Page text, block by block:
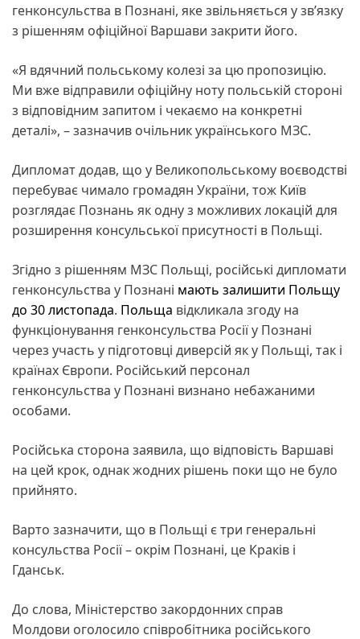
генконсульства в Познані, яке звільняється у зв’язку
з рішенням офіційної Варшави закрити його.
«Я вдячний польському колезі за цю пропозицію.
Ми вже відправили офіційну ноту польській стороні
з відповідним запитом і чекаємо на конкретні
деталі», – зазначив очільник українського МЗС.
Дипломат додав, що у Великопольському воєводстві
перебуває чимало громадян України, тож Київ
розглядає Познань як одну з можливих локацій для
розширення консульської присутності в Польщі.
Згідно з рішенням МЗС Польщі, російські дипломати
генконсульства у Познані мають залишити Польщу
до 30 листопада. Польща відкликала згоду на
функціонування генконсульства Росії у Познані
через участь у підготовці диверсій як у Польщі, так і
країнах Європи. Російський персонал
генконсульства у Познані визнано небажаними
особами.
Російська сторона заявила, що відповість Варшаві
на цей крок, однак жодних рішень поки що не було
прийнято.
Варто зазначити, що в Польщі є три генеральні
консульства Росії – окрім Познані, це Краків і
Гданськ.
До слова, Міністерство закордонних справ
Молдови оголосило співробітника російського